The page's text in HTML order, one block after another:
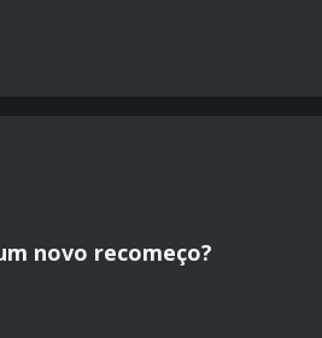
novo recomeço?